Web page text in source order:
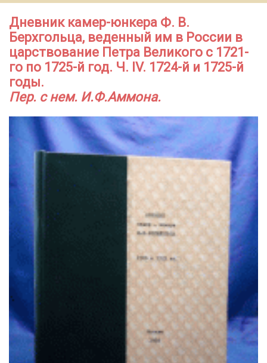
Дневник камер-юнкера Ф. В.
Берхгольца, веденный им в России в
царствование Петра Великого с 1721-
го по 1725-й год. Ч. IV. 1724-й и 1725-й
годы.
Пер. с нем. И.Ф.Аммона.